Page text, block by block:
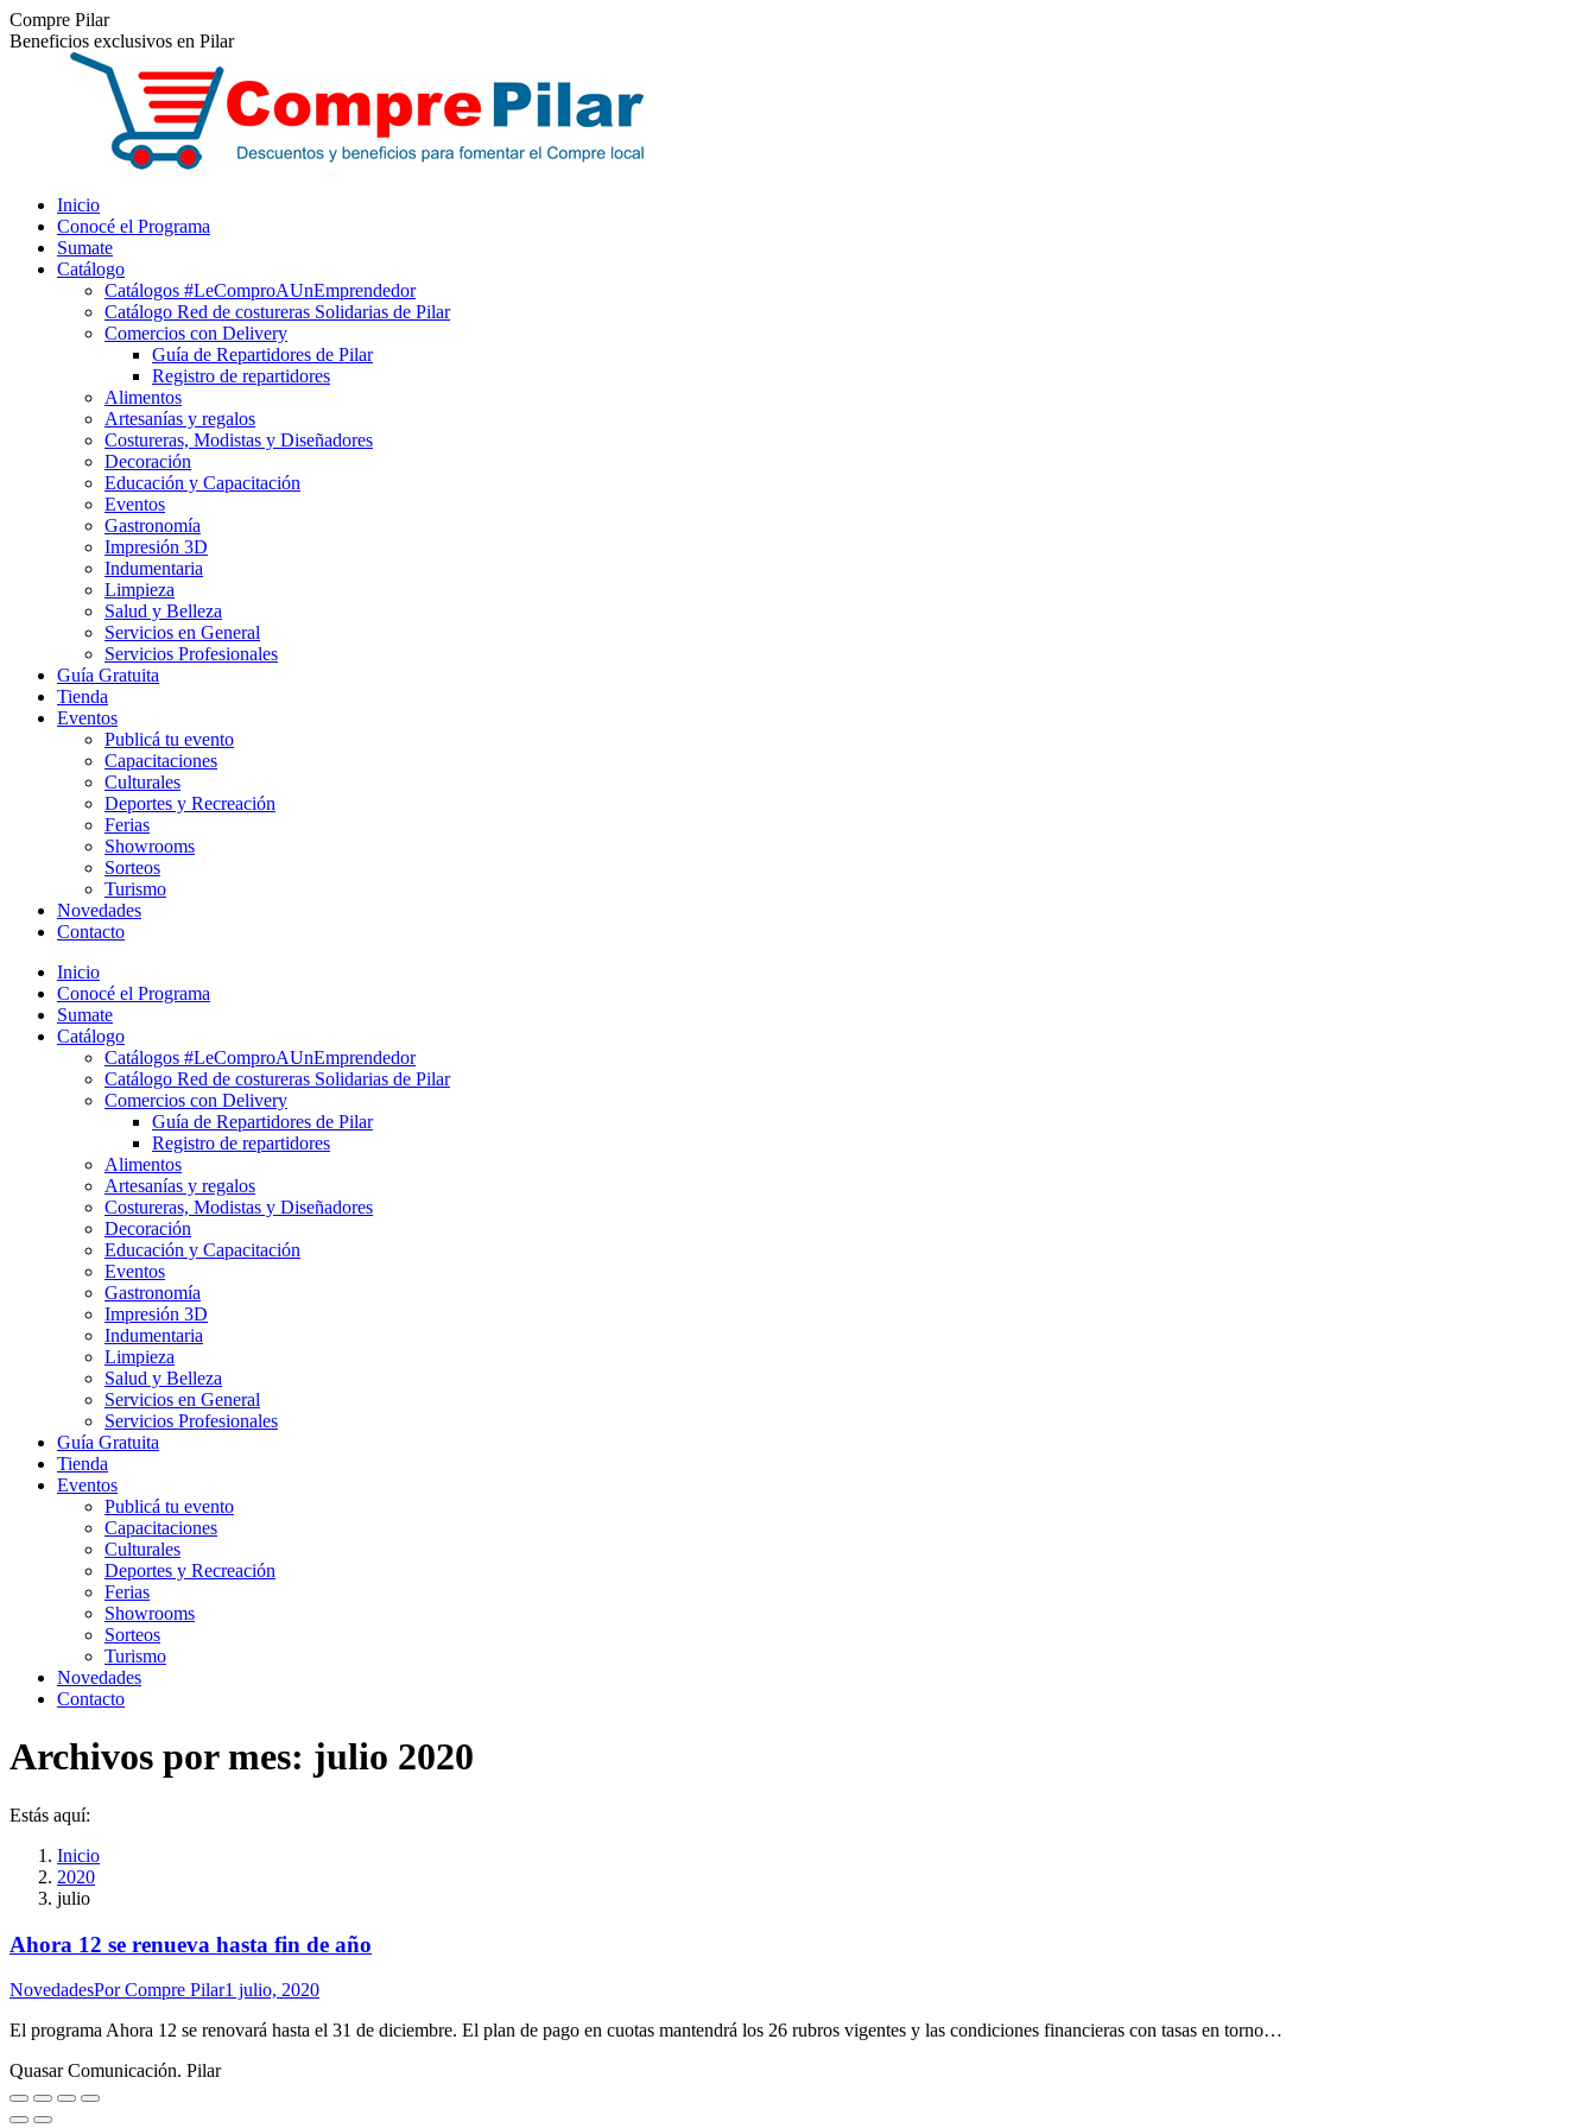
Saltar
al
contenido
Facebook
Instagram
Compre Pilar
Beneficios exclusivos en Pilar
Inicio
Conocé el Programa
Sumate
Catálogo
Catálogos #LeComproAUnEmprendedor
Catálogo Red de costureras Solidarias de Pilar
Comercios con Delivery
Guía de Repartidores de Pilar
Registro de repartidores
Alimentos
Artesanías y regalos
Costureras, Modistas y Diseñadores
Decoración
Educación y Capacitación
Eventos
Gastronomía
Impresión 3D
Indumentaria
Limpieza
Salud y Belleza
Servicios en General
Servicios Profesionales
Guía Gratuita
Tienda
Eventos
Publicá tu evento
Capacitaciones
Culturales
Deportes y Recreación
Ferias
Showrooms
Sorteos
Turismo
Novedades
Contacto
Inicio
Conocé el Programa
Sumate
Catálogo
Catálogos #LeComproAUnEmprendedor
Catálogo Red de costureras Solidarias de Pilar
Comercios con Delivery
Guía de Repartidores de Pilar
Registro de repartidores
Alimentos
Artesanías y regalos
Costureras, Modistas y Diseñadores
Decoración
Educación y Capacitación
Eventos
Gastronomía
Impresión 3D
Indumentaria
Limpieza
Salud y Belleza
Servicios en General
Servicios Profesionales
Guía Gratuita
Tienda
Eventos
Publicá tu evento
Capacitaciones
Culturales
Deportes y Recreación
Ferias
Showrooms
Sorteos
Turismo
Novedades
Contacto
Archivos por mes: julio 2020
Estás aquí:
Inicio
2020
julio
Ahora 12 se renueva hasta fin de año
NovedadesPorCompre Pilar1 julio, 2020
El programa Ahora 12 se renovará hasta el 31 de diciembre. El plan de pago en cuotas mantendrá los 26 rubros vigentes y las condiciones financieras con tasas en torno…
Quasar Comunicación. Pilar
Ir
a